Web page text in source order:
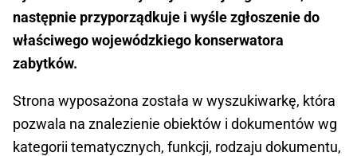
następnie przyporządkuje i wyśle zgłoszenie do
właściwego wojewódzkiego konserwatora
zabytków.
Strona wyposażona została w wyszukiwarkę, która
pozwala na znalezienie obiektów i dokumentów wg
kategorii tematycznych, funkcji, rodzaju dokumentu,